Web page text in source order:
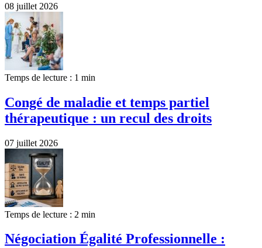
08 juillet 2026
Temps de lecture : 1 min
Congé de maladie et temps partiel
thérapeutique : un recul des droits
07 juillet 2026
Temps de lecture : 2 min
Négociation Égalité Professionnelle :